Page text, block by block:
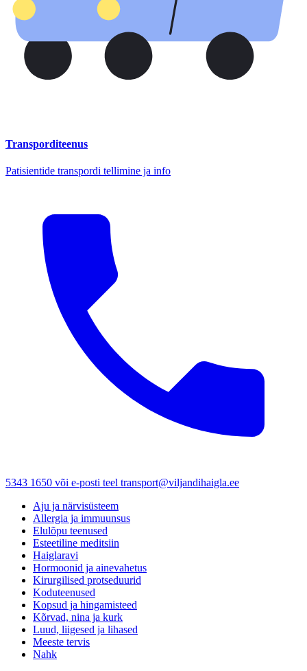
Transporditeenus
Patisientide transpordi tellimine ja info
5343 1650 või e-posti teel transport@viljandihaigla.ee
Aju ja närvisüsteem
Allergia ja immuunsus
Elulõpu teenused
Esteetiline meditsiin
Haiglaravi
Hormoonid ja ainevahetus
Kirurgilised protseduurid
Koduteenused
Kopsud ja hingamisteed
Kõrvad, nina ja kurk
Luud, liigesed ja lihased
Meeste tervis
Nahk